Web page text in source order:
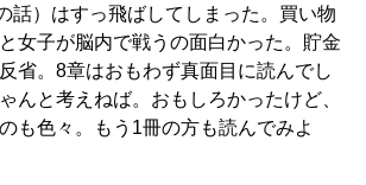
話）はすっ飛ばしてしまった。買い物
女子が脳内で戦うの面白かった。貯金
省。8章はおもわず真面目に読んでし
んと考えねば。おもしろかったけど、
も色々。もう1冊の方も読んでみよ